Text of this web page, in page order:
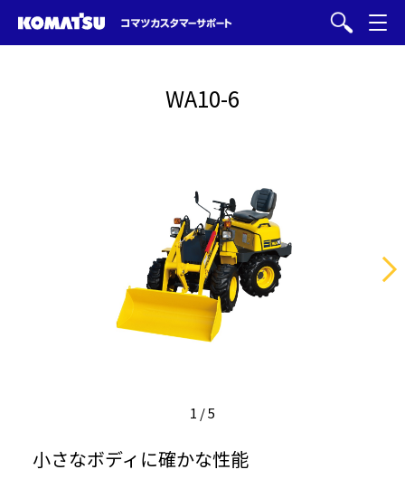
WA10-6
1 /5
小さなボディに確かな性能